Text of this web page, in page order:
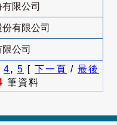
限公司
有限公司
公司
4, 5 [ 下一頁 / 最後
筆資料